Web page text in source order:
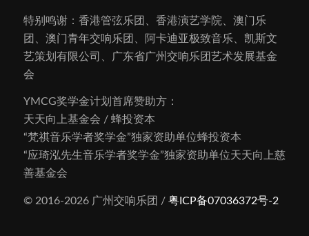
特别鸣谢：香港管弦乐团、香港演艺学院、澳门乐
团、澳门青年交响乐团、阿卡迪亚极致音乐、凯斯文
艺策划有限公司、广东省广州交响乐团艺术发展基金
会
YMCG奖学金计划首席赞助方：
天天向上基金会 / 蜂投资本
“梵祺音乐学者奖学金”独家资助单位蜂投资本
“应琦泓先生音乐学者奖学金”独家资助单位天天向上慈
善基金会
© 2016-2026 广州交响乐团 / 粤ICP备07036372号-2